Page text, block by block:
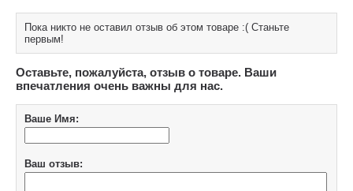
Пока никто не оставил отзыв об этом товаре :( Станьте
первым!
Оставьте, пожалуйста, отзыв о товаре. Ваши
впечатления очень важны для нас.
Ваше Имя:
Ваш отзыв: